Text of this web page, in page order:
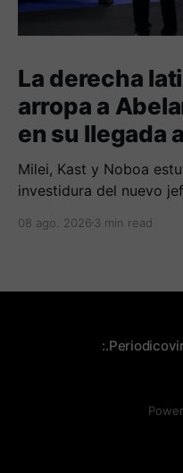
La derecha
arropa a
en su llegada
Milei, Kast y Noboa
investidura del nuevo
mensajes de
08 ago. 2026 3 min read